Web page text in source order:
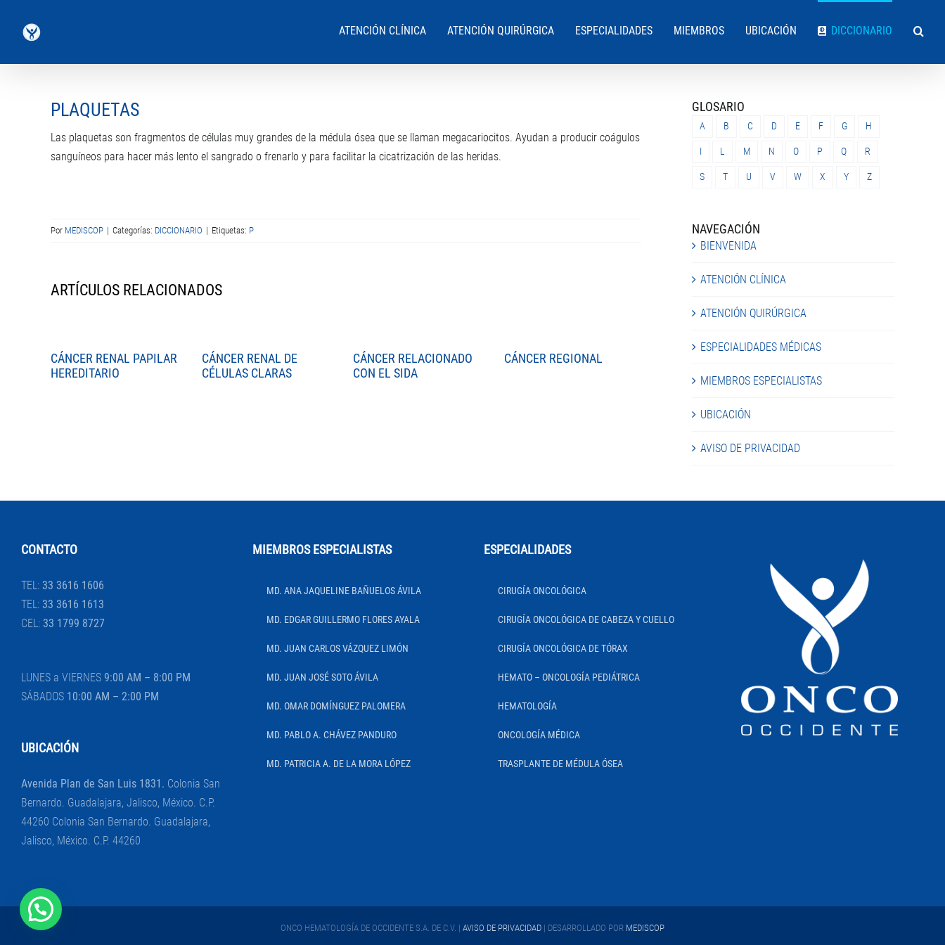
ATENCIÓN CLÍNICA ATENCIÓN QUIRÚRGICA ESPECIALIDADES MIEMBROS UBICACIÓN DICCIONARIO
PLAQUETAS
Las plaquetas son fragmentos de células muy grandes de la médula ósea que se llaman megacariocitos. Ayudan a producir coágulos
sanguíneos para hacer más lento el sangrado o frenarlo y para facilitar la cicatrización de las heridas.
Por MEDISCOP | Categorías: DICCIONARIO | Etiquetas: P
ARTÍCULOS RELACIONADOS
CÁNCER RENAL PAPILAR
HEREDITARIO
CÁNCER RENAL DE
CÉLULAS CLARAS
CÁNCER RELACIONADO
CON EL SIDA
CÁNCER REGIONAL
GLOSARIO
A B C D E F G H
I L M N O P Q R
S T U V W X Y Z
NAVEGACIÓN
BIENVENIDA
ATENCIÓN CLÍNICA
ATENCIÓN QUIRÚRGICA
ESPECIALIDADES MÉDICAS
MIEMBROS ESPECIALISTAS
UBICACIÓN
AVISO DE PRIVACIDAD
CONTACTO
TEL: 33 3616 1606
TEL: 33 3616 1613
CEL: 33 1799 8727
LUNES a VIERNES 9:00 AM – 8:00 PM
SÁBADOS 10:00 AM – 2:00 PM
UBICACIÓN
Avenida Plan de San Luis 1831. Colonia San
Bernardo. Guadalajara, Jalisco, México. C.P.
44260 Colonia San Bernardo. Guadalajara,
Jalisco, México. C.P. 44260
MIEMBROS ESPECIALISTAS
MD. ANA JAQUELINE BAÑUELOS ÁVILA
MD. EDGAR GUILLERMO FLORES AYALA
MD. JUAN CARLOS VÁZQUEZ LIMÓN
MD. JUAN JOSÉ SOTO ÁVILA
MD. OMAR DOMÍNGUEZ PALOMERA
MD. PABLO A. CHÁVEZ PANDURO
MD. PATRICIA A. DE LA MORA LÓPEZ
ESPECIALIDADES
CIRUGÍA ONCOLÓGICA
CIRUGÍA ONCOLÓGICA DE CABEZA Y CUELLO
CIRUGÍA ONCOLÓGICA DE TÓRAX
HEMATO – ONCOLOGÍA PEDIÁTRICA
HEMATOLOGÍA
ONCOLOGÍA MÉDICA
TRASPLANTE DE MÉDULA ÓSEA
ONCO HEMATOLOGÍA DE OCCIDENTE S.A. DE C.V. | AVISO DE PRIVACIDAD | DESARROLLADO POR MEDISCOP